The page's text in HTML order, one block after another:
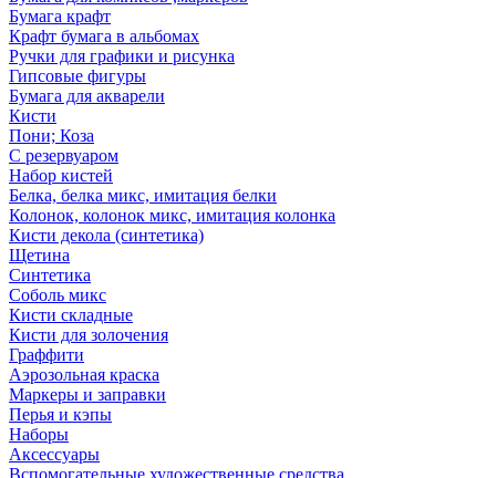
Бумага крафт
Крафт бумага в альбомах
Ручки для графики и рисунка
Гипсовые фигуры
Бумага для акварели
Кисти
Пони; Коза
С резервуаром
Набор кистей
Белка, белка микс, имитация белки
Колонок, колонок микс, имитация колонка
Кисти декола (синтетика)
Щетина
Синтетика
Соболь микс
Кисти складные
Кисти для золочения
Граффити
Аэрозольная краска
Маркеры и заправки
Перья и кэпы
Наборы
Аксессуары
Вспомогательные художественные средства